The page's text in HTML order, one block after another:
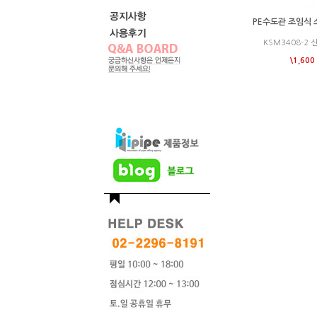
PE수도관 조임식
KSM3408-2 신
\1,600